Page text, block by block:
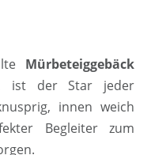
Mürbeteiggebäck
ist der Star jeder
innen weich
Begleiter zum